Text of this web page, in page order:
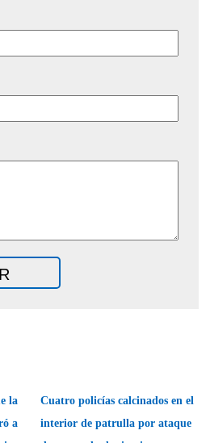
la
a
Cuatro policías calcinados en el
interior de patrulla por ataque